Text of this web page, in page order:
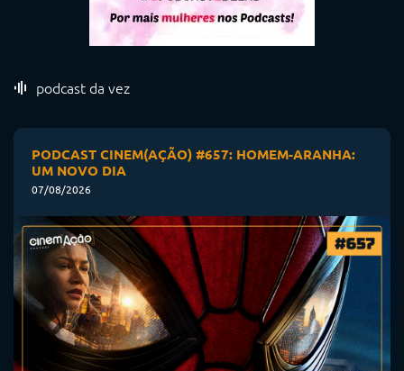
podcast da vez
PODCAST CINEM(AÇÃO) #657: HOMEM-ARANHA:
UM NOVO DIA
07/08/2026